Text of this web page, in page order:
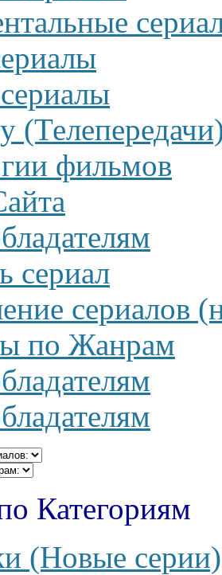
фильмов
сериал
сериалов
по Жанрам
Категориям
(Новые серии)